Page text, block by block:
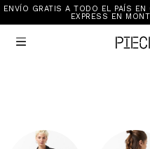
ENVÍO GRATIS A TODO EL PAÍS
EXPRESS EN

Sale
New In
Ver Todo
Vestimenta